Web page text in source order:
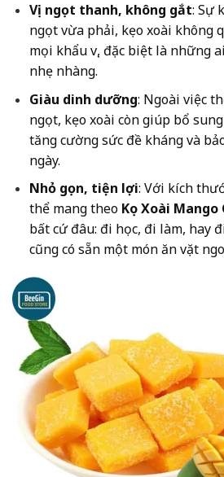
Vị ngọt thanh, không gắt: Sự
ngọt vừa phải, kẹo xoài không
mọi khẩu vị, đặc biệt là những
nhẹ nhàng.
Giàu dinh dưỡng: Ngoài việc
ngọt, kẹo xoài còn giúp bổ
tăng cường sức đề kháng và
ngày.
Nhỏ gọn, tiện lợi: Với kích
thể mang theo Kẹo Xoài
bất cứ đâu: đi học, đi làm, hay
cũng có sẵn một món ăn vặt